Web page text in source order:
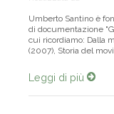
Umberto Santino è
di documentazione
cui ricordiamo: Dalla
(2007), Storia del
Leggi di più